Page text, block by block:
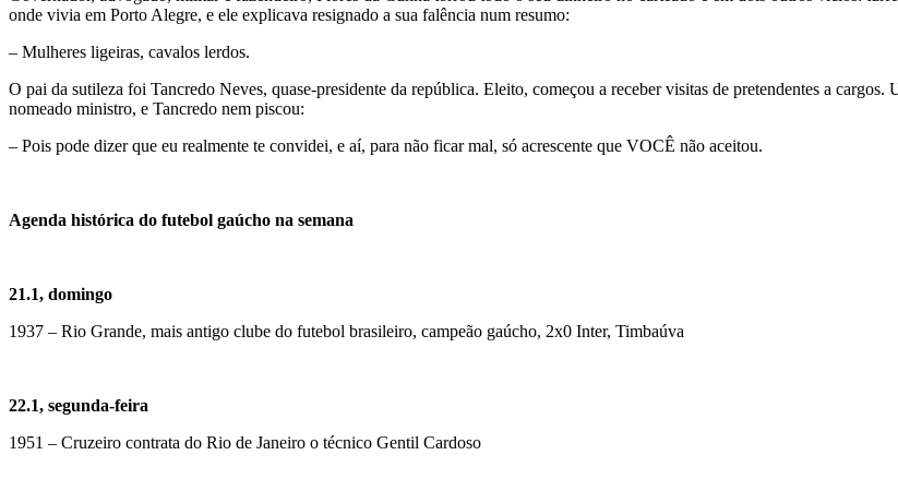
onde vivia em Porto Alegre, e ele explicava resignado a sua falência num resumo:
– Mulheres ligeiras, cavalos lerdos.
O pai da sutileza foi Tancredo Neves, quase-presidente da república. Eleito, começou a receber visitas de pretendentes a
nomeado ministro, e Tancredo nem piscou:
– Pois pode dizer que eu realmente te convidei, e aí, para não ficar mal, só acrescente que VOCÊ não aceitou.
Agenda histórica do futebol gaúcho na semana
21.1, domingo
1937 – Rio Grande, mais antigo clube do futebol brasileiro, campeão gaúcho, 2x0 Inter, Timbaúva
22.1, segunda-feira
1951 – Cruzeiro contrata do Rio de Janeiro o técnico Gentil Cardoso